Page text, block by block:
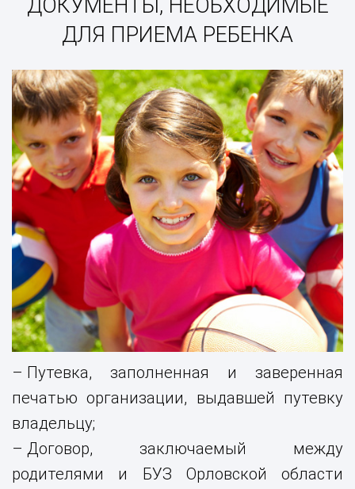
ДОКУМЕНТЫ, НЕОБХОДИМЫЕ
ДЛЯ ПРИЕМА РЕБЕНКА
Путевка, заполненная и заверенная
печатью организации, выдавшей путевку
владельцу;
Договор, заключаемый между
родителями и БУЗ Орловской области